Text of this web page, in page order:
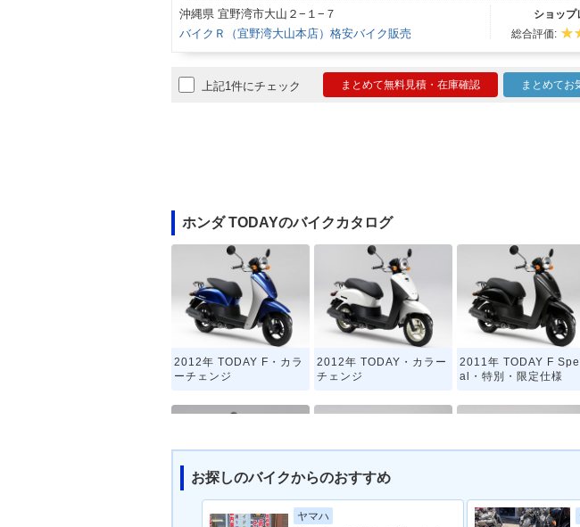
沖縄県 宜野湾市大山２−１−７
バイクＲ（宜野湾大山本店）格安バイク販売
ショップ
総合評価:
上記1件にチェック まとめて無料見積・在庫確認 まとめてお
ホンダ TODAYのバイクカタログ
2012年 TODAY F・カラ
ーチェンジ
2012年 TODAY・カラー
チェンジ
2011年 TODAY F
al・特別・限定仕様
2010年 TODAY・カラー
2009年 TODAY F・マイ
2009年 TODAY・マ
お探しのバイクからのおすすめ
ヤマハ